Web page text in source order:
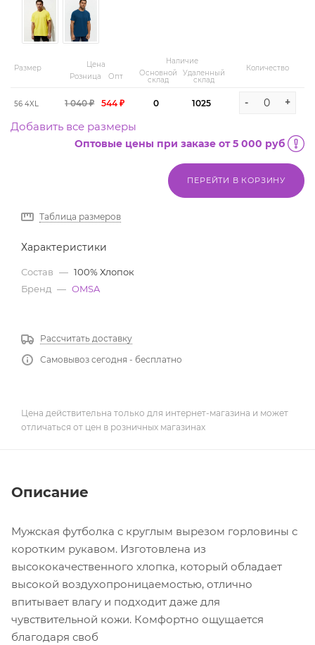
Размер
Цена
Розница
Опт
Наличие
Основной
склад
Удаленный
склад
Количество
56 4XL 1 040 ₽ 544 ₽ 0 1025 - +
Добавить все размеры
Оптовые цены при заказе от 5 000 руб
ПЕРЕЙТИ В КОРЗИНУ
Таблица размеров
Характеристики
Состав — 100% Хлопок
Бренд — OMSA
Рассчитать доставку
Самовывоз сегодня - бесплатно
Цена действительна только для интернет-магазина и может
отличаться от цен в розничных магазинах
Описание
Мужская футболка с круглым вырезом горловины с
коротким рукавом. Изготовлена из
высококачественного хлопка, который обладает
высокой воздухопроницаемостью, отлично
впитывает влагу и подходит даже для
чувствительной кожи. Комфортно ощущается
благодаря своб